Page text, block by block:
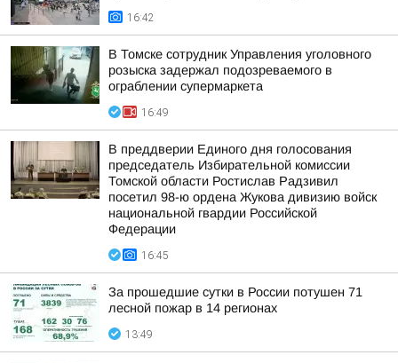
16:42
В Томске сотрудник Управления уголовного
розыска задержал подозреваемого в
ограблении супермаркета
16:49
В преддверии Единого дня голосования
председатель Избирательной комиссии
Томской области Ростислав Радзивил
посетил 98-ю ордена Жукова дивизию войск
национальной гвардии Российской
Федерации
16:45
За прошедшие сутки в России потушен 71
лесной пожар в 14 регионах
13:49